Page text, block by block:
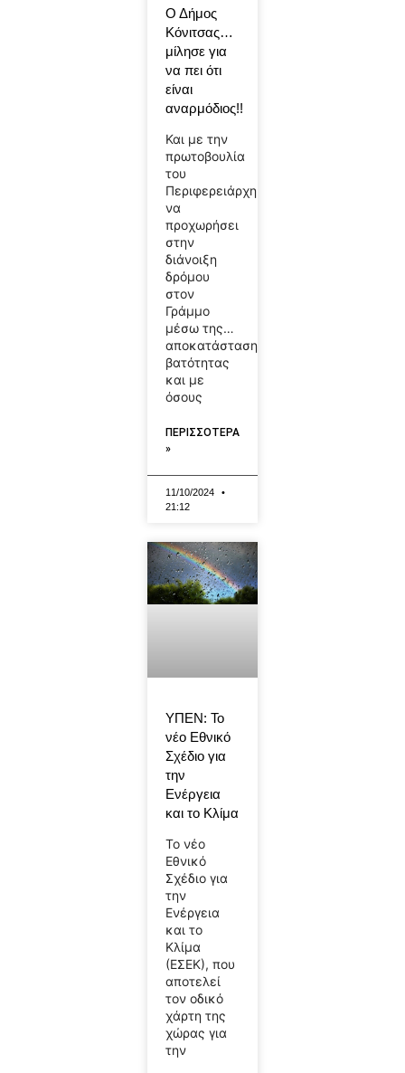
Ο Δήμος
Κόνιτσας…
μίλησε για
να πει ότι
είναι
αναρμόδιος!!
Και με την
πρωτοβουλία
του
Περιφερειάρχη
να
προχωρήσει
στην
διάνοιξη
δρόμου
στον
Γράμμο
μέσω της…
αποκατάστασης
βατότητας
και με
όσους
ΠΕΡΙΣΣΟΤΕΡΑ
»
11/10/2024
21:12
ΥΠΕΝ: Το
νέο Εθνικό
Σχέδιο για
την
Ενέργεια
και το Κλίμα
Το νέο
Εθνικό
Σχέδιο για
την
Ενέργεια
και το
Κλίμα
(ΕΣΕΚ), που
αποτελεί
τον οδικό
χάρτη της
χώρας για
την